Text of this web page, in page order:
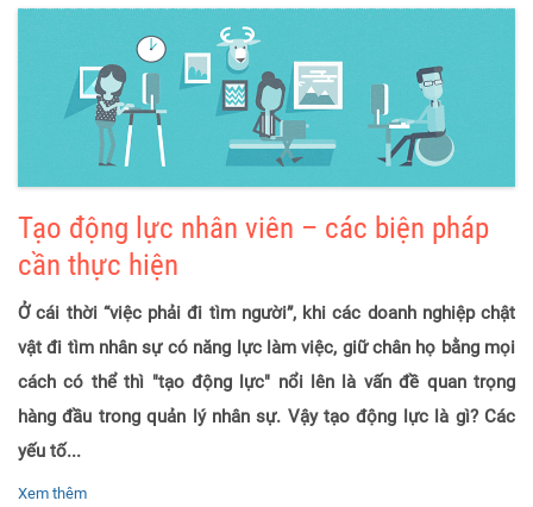
Tạo động lực nhân viên – các biện pháp
cần thực hiện
Ở cái thời “việc phải đi tìm người”, khi các doanh nghiệp chật
vật đi tìm nhân sự có năng lực làm việc, giữ chân họ bằng mọi
cách có thể thì "tạo động lực" nổi lên là vấn đề quan trọng
hàng đầu trong quản lý nhân sự. Vậy tạo động lực là gì? Các
yếu tố...
Xem thêm